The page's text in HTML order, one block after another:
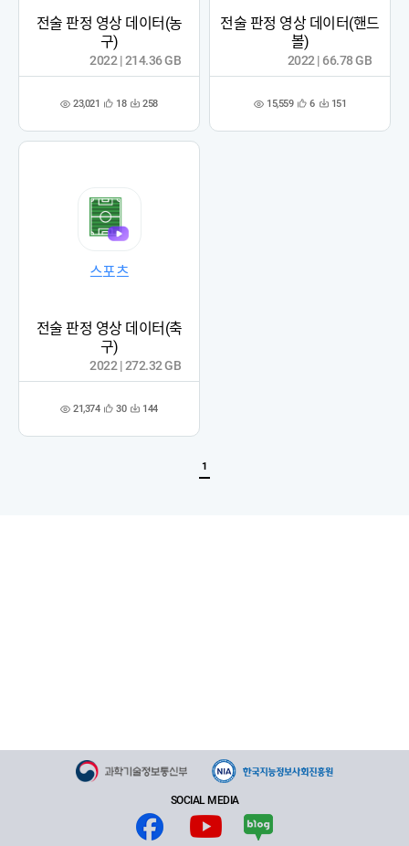
전술 판정 영상 데이터(농
구)
조 23,021 관
록
18 다 258
2022 | 214.36 GB
전술 판정 영상 데이터(핸드
볼)
조 15,559 관
록
6 다 151
2022 | 66.78 GB
스포츠
전술 판정 영상 데이터(축
구)
조 21,374 관
록
30 다 144
2022 | 272.32 GB
1
SOCIAL MEDIA